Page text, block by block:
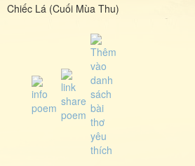
Chiếc Lá (Cuối Mùa Thu)